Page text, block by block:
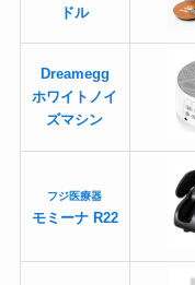
ドル
Dreamegg
ホワイトノイ
ズマシン
フジ医療器
モミーナ R22